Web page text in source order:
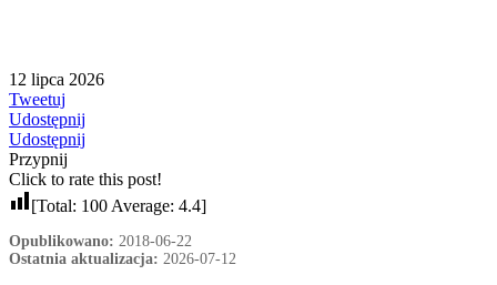
12 lipca 2026
Tweetuj
Udostępnij
Udostępnij
Przypnij
Click to rate this post!
[Total: 100Average: 4.4]
Opublikowano: 2018-06-22
Ostatnia aktualizacja: 2026-07-12